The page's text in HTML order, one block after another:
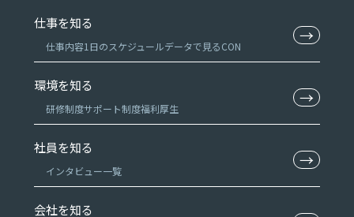
仕事を知る
仕事内容1日のスケジュールデータで見るCON
→
環境を知る
研修制度サポート制度福利厚生
→
社員を知る
インタビュー一覧
→
会社を知る